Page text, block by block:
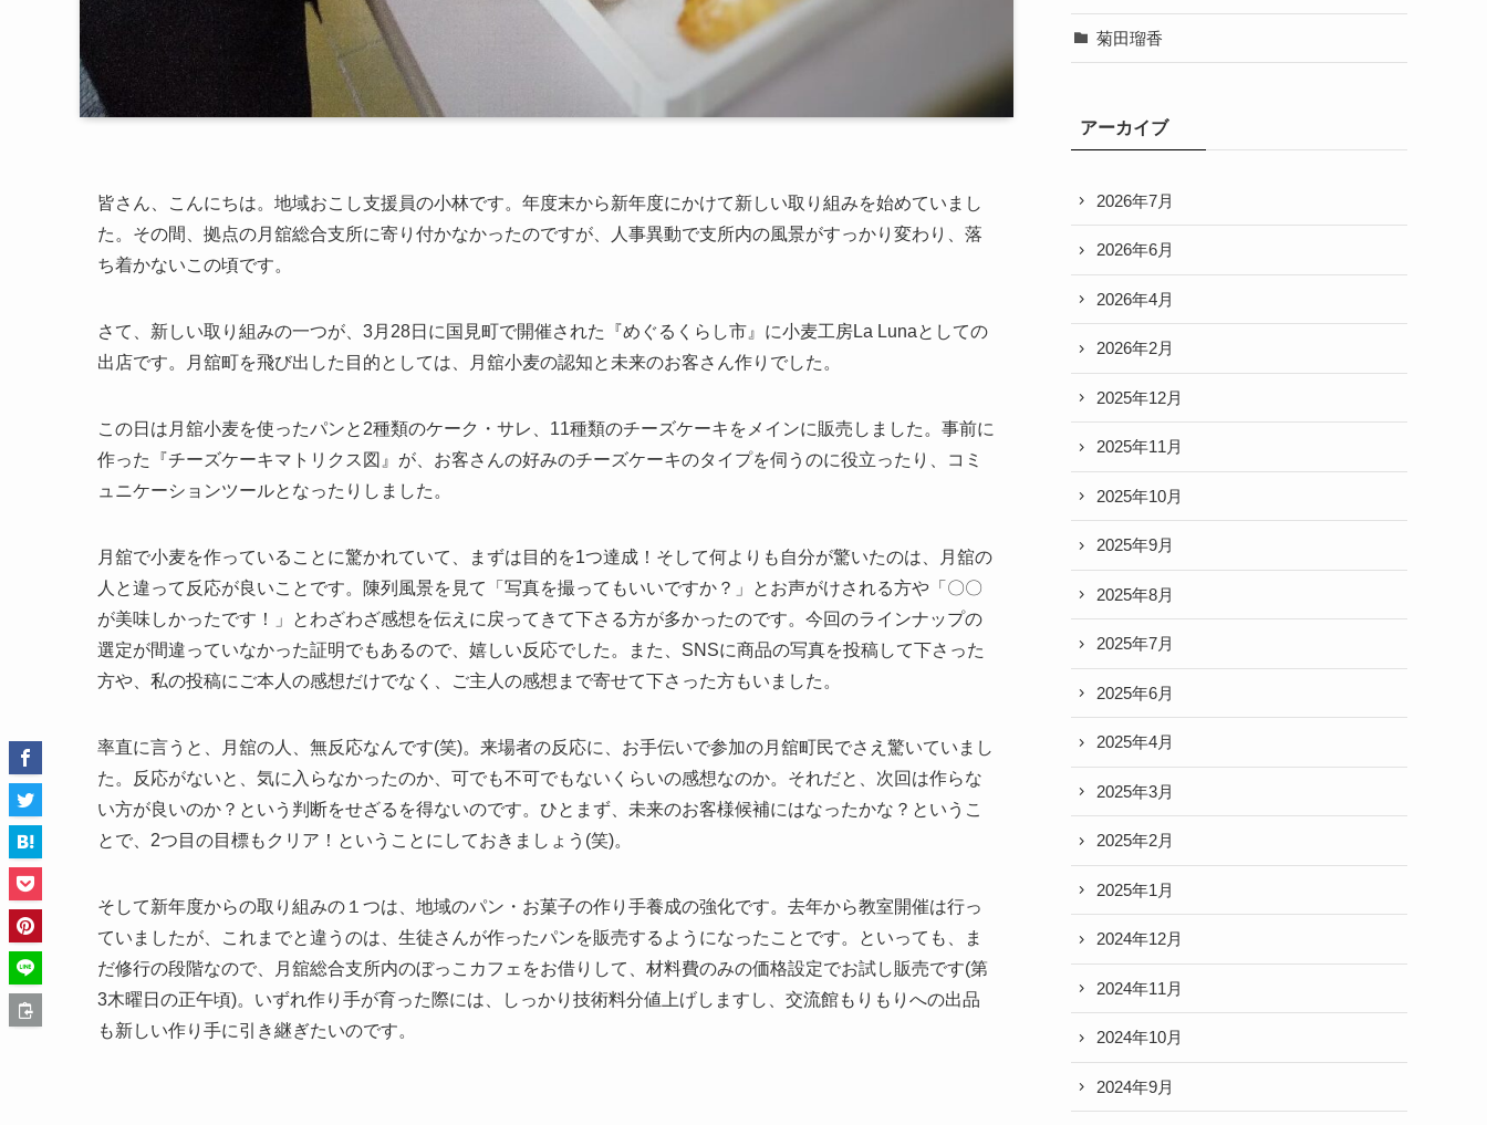
皆さん、こんにちは。地域おこし支援員の小林です。年度末から新年度にかけて新しい取り組みを始めていまし
た。その間、拠点の月舘総合支所に寄り付かなかったのですが、人事異動で支所内の風景がすっかり変わり、落
ち着かないこの頃です。
さて、新しい取り組みの一つが、3月28日に国見町で開催された『めぐるくらし市』に小麦工房La Lunaとしての
出店です。月舘町を飛び出した目的としては、月舘小麦の認知と未来のお客さん作りでした。
この日は月舘小麦を使ったパンと2種類のケーク・サレ、11種類のチーズケーキをメインに販売しました。事前に
作った『チーズケーキマトリクス図』が、お客さんの好みのチーズケーキのタイプを伺うのに役立ったり、コミ
ュニケーションツールとなったりしました。
月舘で小麦を作っていることに驚かれていて、まずは目的を1つ達成！そして何よりも自分が驚いたのは、月舘の
人と違って反応が良いことです。陳列風景を見て「写真を撮ってもいいですか？」とお声がけされる方や「〇〇
が美味しかったです！」とわざわざ感想を伝えに戻ってきて下さる方が多かったのです。今回のラインナップの
選定が間違っていなかった証明でもあるので、嬉しい反応でした。また、SNSに商品の写真を投稿して下さった
方や、私の投稿にご本人の感想だけでなく、ご主人の感想まで寄せて下さった方もいました。
率直に言うと、月舘の人、無反応なんです(笑)。来場者の反応に、お手伝いで参加の月舘町民でさえ驚いていまし
た。反応がないと、気に入らなかったのか、可でも不可でもないくらいの感想なのか。それだと、次回は作らな
い方が良いのか？という判断をせざるを得ないのです。ひとまず、未来のお客様候補にはなったかな？というこ
とで、2つ目の目標もクリア！ということにしておきましょう(笑)。
そして新年度からの取り組みの１つは、地域のパン・お菓子の作り手養成の強化です。去年から教室開催は行っ
ていましたが、これまでと違うのは、生徒さんが作ったパンを販売するようになったことです。といっても、ま
だ修行の段階なので、月舘総合支所内のぼっこカフェをお借りして、材料費のみの価格設定でお試し販売です(第
3木曜日の正午頃)。いずれ作り手が育った際には、しっかり技術料分値上げしますし、交流館もりもりへの出品
も新しい作り手に引き継ぎたいのです。
菊田瑠香
アーカイブ
2026年7月
2026年6月
2026年4月
2026年2月
2025年12月
2025年11月
2025年10月
2025年9月
2025年8月
2025年7月
2025年6月
2025年4月
2025年3月
2025年2月
2025年1月
2024年12月
2024年11月
2024年10月
2024年9月